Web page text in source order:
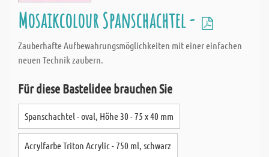
Mosaikcolour Spanschachtel -
Zauberhafte Aufbewahrungsmöglichkeiten mit einer einfachen
neuen Technik zaubern.
Für diese Bastelidee brauchen Sie
Spanschachtel - oval, Höhe 30 - 75 x 40 mm
Acrylfarbe Triton Acrylic - 750 ml, schwarz